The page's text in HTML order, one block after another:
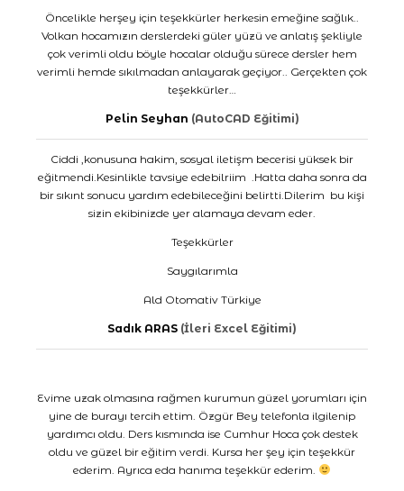
Öncelikle herşey için teşekkürler herkesin emeğine sağlık..
Volkan hocamızın derslerdeki güler yüzü ve anlatış şekliyle
çok verimli oldu böyle hocalar olduğu sürece dersler hem
verimli hemde sıkılmadan anlayarak geçiyor.. Gerçekten çok
teşekkürler…
Pelin Seyhan (AutoCAD Eğitimi)
Ciddi ,konusuna hakim, sosyal iletişm becerisi yüksek bir
eğitmendi.Kesinlikle tavsiye edebilriim .Hatta daha sonra da
bir sıkınt sonucu yardım edebileceğini belirtti.Dilerim bu kişi
sizin ekibinizde yer alamaya devam eder.
Teşekkürler
Saygılarımla
Ald Otomativ Türkiye
Sadık ARAS (İleri Excel Eğitimi)
Evime uzak olmasına rağmen kurumun güzel yorumları için
yine de burayı tercih ettim. Özgür Bey telefonla ilgilenip
yardımcı oldu. Ders kısmında ise Cumhur Hoca çok destek
oldu ve güzel bir eğitim verdi. Kursa her şey için teşekkür
ederim. Ayrıca eda hanıma teşekkür ederim.